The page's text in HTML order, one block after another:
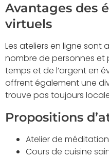
Avantages des
virtuels
Les ateliers en ligne sont
nombre de personnes et
temps et de l’argent en
offrent également une
trouve pas toujours
Propositions
Atelier de
Cours de cuisine